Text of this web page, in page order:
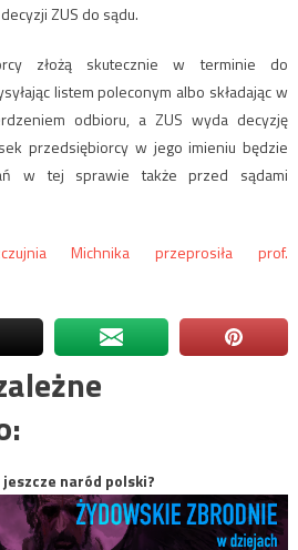
ZUS do sądu.
złożą skutecznie w terminie do
listem poleconym albo składając w
odbioru, a ZUS wyda decyzję
przedsiębiorcy w jego imieniu będzie
w tej sprawie także przed sądami
Michnika przeprosiła prof.
jeszcze naród polski?